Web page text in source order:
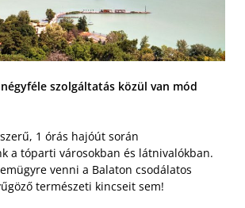
szolgáltatás közül van mód
1 órás hajóút során
a tóparti városokban és látnivalókban.
venni a Balaton csodálatos
természeti kincseit sem!